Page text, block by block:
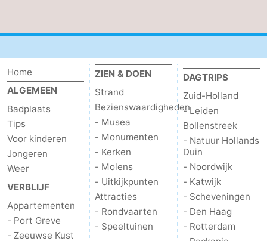
Home
ALGEMEEN
Badplaats
Tips
Voor kinderen
Jongeren
Weer
VERBLIJF
Appartementen
- Port Greve
- Zeeuwse Kust
ZIEN & DOEN
Strand
Bezienswaardigheden
- Musea
- Monumenten
- Kerken
- Molens
- Uitkijkpunten
Attracties
- Rondvaarten
- Speeltuinen
DAGTRIPS
Zuid-Holland
- Leiden
Bollenstreek
- Natuur Hollands
Duin
- Noordwijk
- Katwijk
- Scheveningen
- Den Haag
- Rotterdam